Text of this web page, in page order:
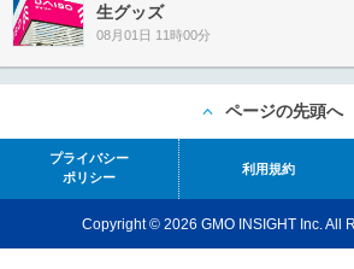
生グッズ
08月01日 11時00分
ページの先頭へ
プライバシー
ポリシー
利用規約
Copyright © 2026 GMO INSIGHT Inc. All